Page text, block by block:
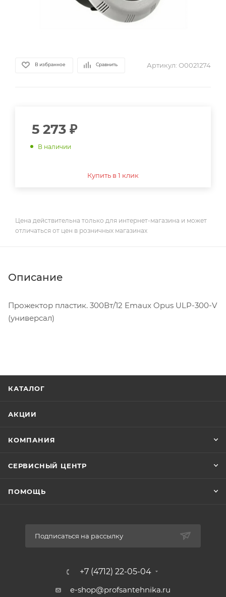
В избранное Сравнить Артикул: О0021274
5 273 ₽
В наличии
Купить в 1 клик
Цена действительна только для интернет-магазина и может
отличаться от цен в розничных магазинах
Описание
Прожектор пластик. 300Вт/12 Emaux Opus ULP-300-V
(универсал)
КАТАЛОГ
АКЦИИ
КОМПАНИЯ
СЕРВИСНЫЙ ЦЕНТР
ПОМОЩЬ
Подписаться на рассылку
+7 (4712) 22-05-04
e-shop@profsantehnika.ru